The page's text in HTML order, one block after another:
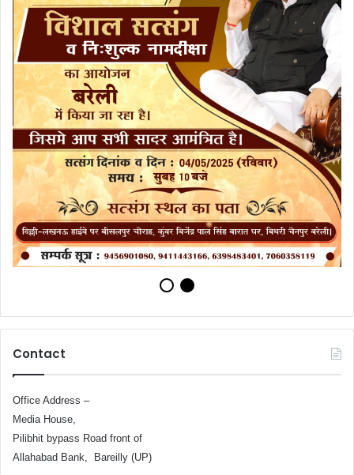
Contact
Office Address –
Media House,
Pilibhit bypass Road front of
Allahabad Bank, Bareilly (UP)